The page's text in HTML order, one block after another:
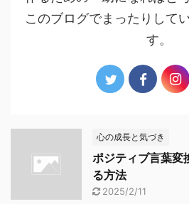
このブログでまったりして
す。
心の成長と気づき
ポジティブ言葉変
る方法
2025/2/11